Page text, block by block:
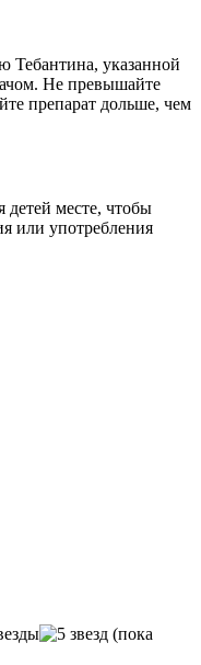
Тебантина, указанной
Не превышайте
препарат дольше, чем
детей месте, чтобы
или употребления
(пока